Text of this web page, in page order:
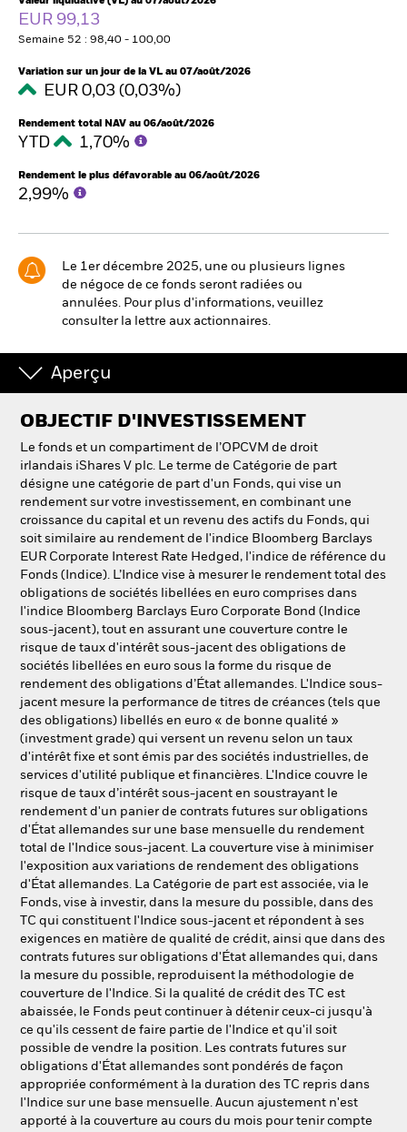
Change location
BlackRock
Aladdin
EUR 99,13
Semaine 52 : 98,40 - 100,00
Variation sur un jour de la VL au 07/août/2026
EUR 0,03 (0,03%)
Rendement total NAV au 06/août/2026
YTD 1,70%
Rendement le plus défavorable au 06/août/2026
2,99%
Le 1er décembre 2025, une ou plusieurs lignes
de négoce de ce fonds seront radiées ou
annulées. Pour plus d'informations, veuillez
consulter la lettre aux actionnaires.
Aperçu
OBJECTIF D'INVESTISSEMENT
Le fonds et un compartiment de l’OPCVM de droit
irlandais iShares V plc. Le terme de Catégorie de part
désigne une catégorie de part d'un Fonds, qui vise un
rendement sur votre investissement, en combinant une
croissance du capital et un revenu des actifs du Fonds, qui
soit similaire au rendement de l'indice Bloomberg Barclays
EUR Corporate Interest Rate Hedged, l'indice de référence du
Fonds (Indice). L’Indice vise à mesurer le rendement total des
obligations de sociétés libellées en euro comprises dans
l'indice Bloomberg Barclays Euro Corporate Bond (Indice
sous-jacent), tout en assurant une couverture contre le
risque de taux d'intérêt sous-jacent des obligations de
sociétés libellées en euro sous la forme du risque de
rendement des obligations d’État allemandes. L'Indice sous-
jacent mesure la performance de titres de créances (tels que
des obligations) libellés en euro « de bonne qualité »
(investment grade) qui versent un revenu selon un taux
d'intérêt fixe et sont émis par des sociétés industrielles, de
services d'utilité publique et financières. L'Indice couvre le
risque de taux d’intérêt sous-jacent en soustrayant le
rendement d'un panier de contrats futures sur obligations
d'État allemandes sur une base mensuelle du rendement
total de l'Indice sous-jacent. La couverture vise à minimiser
l'exposition aux variations de rendement des obligations
d'État allemandes. La Catégorie de part est associée, via le
Fonds, vise à investir, dans la mesure du possible, dans des
TC qui constituent l'Indice sous-jacent et répondent à ses
exigences en matière de qualité de crédit, ainsi que dans des
contrats futures sur obligations d'État allemandes qui, dans
la mesure du possible, reproduisent la méthodologie de
couverture de l'Indice. Si la qualité de crédit des TC est
abaissée, le Fonds peut continuer à détenir ceux-ci jusqu'à
ce qu'ils cessent de faire partie de l'Indice et qu'il soit
possible de vendre la position. Les contrats futures sur
obligations d'État allemandes sont pondérés de façon
appropriée conformément à la duration des TC repris dans
l'Indice sur une base mensuelle. Aucun ajustement n'est
apporté à la couverture au cours du mois pour tenir compte